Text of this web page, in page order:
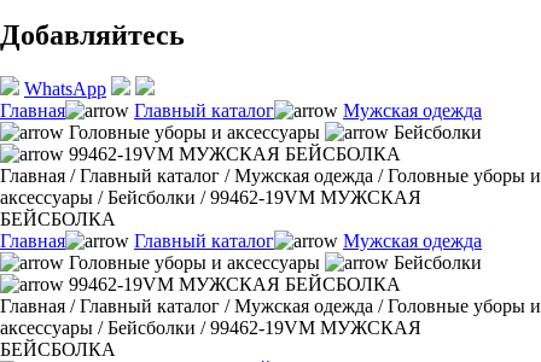
Добавляйтесь
WhatsApp
Главная
Главный каталог
Мужская одежда
Головные уборы и аксессуары
Бейсболки
99462-19VM МУЖСКАЯ БЕЙСБОЛКА
Главная /Главный каталог /Мужская одежда /Головные уборы и
аксессуары /Бейсболки /99462-19VM МУЖСКАЯ
БЕЙСБОЛКА
Главная
Главный каталог
Мужская одежда
Головные уборы и аксессуары
Бейсболки
99462-19VM МУЖСКАЯ БЕЙСБОЛКА
Главная /Главный каталог /Мужская одежда /Головные уборы и
аксессуары /Бейсболки /99462-19VM МУЖСКАЯ
БЕЙСБОЛКА